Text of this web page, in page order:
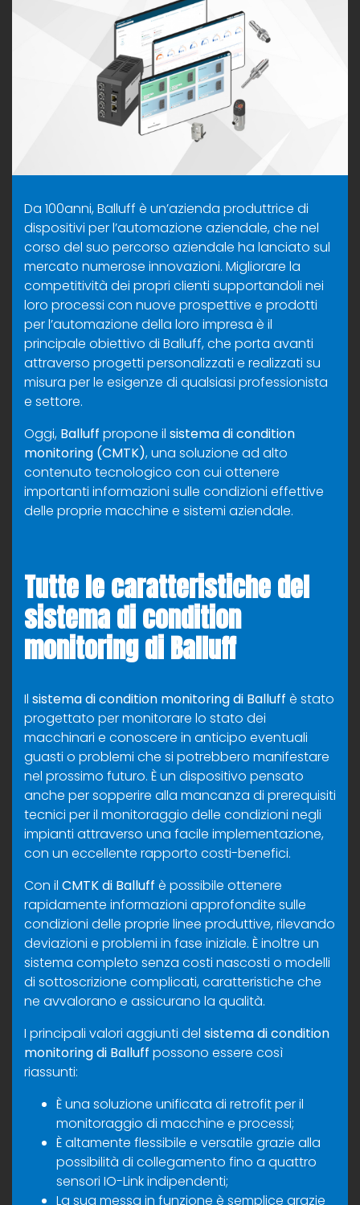
Da 100anni, Balluff è un’azienda produttrice di
dispositivi per l’automazione aziendale, che nel
corso del suo percorso aziendale ha lanciato sul
mercato numerose innovazioni. Migliorare la
competitività dei propri clienti supportandoli nei
loro processi con nuove prospettive e prodotti
per l’automazione della loro impresa è il
principale obiettivo di Balluff, che porta avanti
attraverso progetti personalizzati e realizzati su
misura per le esigenze di qualsiasi professionista
e settore.
Oggi, Balluff propone il sistema di condition
monitoring (CMTK), una soluzione ad alto
contenuto tecnologico con cui ottenere
importanti informazioni sulle condizioni effettive
delle proprie macchine e sistemi aziendale.
Tutte le caratteristiche del
sistema di condition
monitoring di Balluff
Il sistema di condition monitoringdi Balluff è stato
progettato per monitorare lo stato dei
macchinari e conoscere in anticipo eventuali
guasti o problemi che si potrebbero manifestare
nel prossimo futuro. È un dispositivo pensato
anche per sopperire alla mancanza di prerequisiti
tecnici per il monitoraggio delle condizioni negli
impianti attraverso una facile implementazione,
con un eccellente rapporto costi-benefici.
Con il CMTK di Balluff è possibile ottenere
rapidamente informazioni approfondite sulle
condizioni delle proprie linee produttive, rilevando
deviazioni e problemi in fase iniziale. È inoltre un
sistema completo senza costi nascosti o modelli
di sottoscrizione complicati, caratteristiche che
ne avvalorano e assicurano la qualità.
I principali valori aggiunti del sistema di condition
monitoring di Balluff possono essere così
riassunti:
È una soluzione unificata di retrofit per il
monitoraggio di macchine e processi;
È altamente flessibile e versatile grazie alla
possibilità di collegamento fino a quattro
sensori IO-Link indipendenti;
La sua messa in funzione è semplice grazie